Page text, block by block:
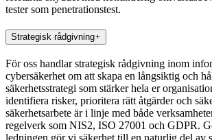
tester som penetrationstest.
Strategisk rådgivning
För oss handlar strategisk rådgivning inom
cybersäkerhet om att skapa en långsiktig och
säkerhetsstrategi som stärker hela er
identifiera risker, prioritera rätt åtgärder och
säkerhetsarbete är i linje med både
regelverk som NIS2, ISO 27001 och GDPR.
ledningen gör vi säkerhet till en naturlig del av